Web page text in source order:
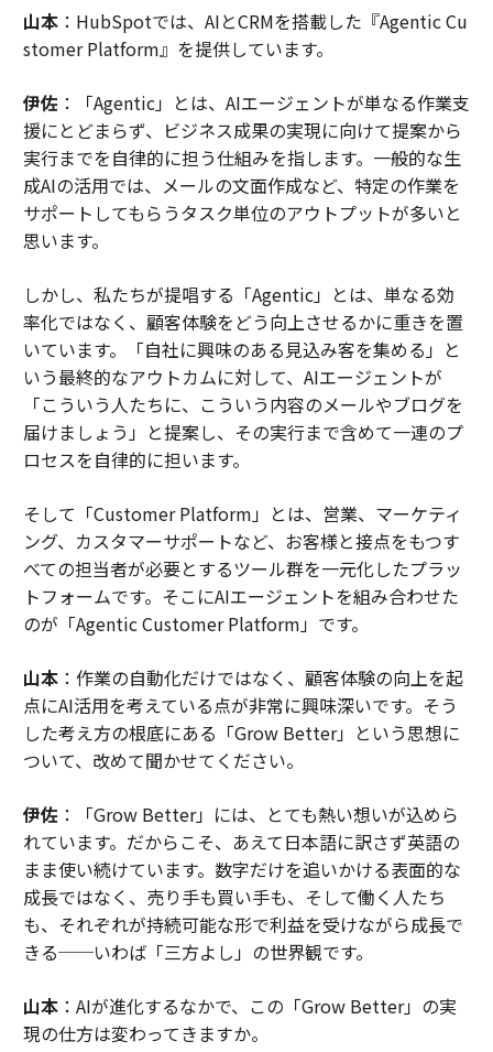
山本：HubSpotでは、AIとCRMを搭載した『Agentic Cu
stomer Platform』を提供しています。
伊佐：「Agentic」とは、AIエージェントが単なる作業支
援にとどまらず、ビジネス成果の実現に向けて提案から
実行までを自律的に担う仕組みを指します。一般的な生
成AIの活用では、メールの文面作成など、特定の作業を
サポートしてもらうタスク単位のアウトプットが多いと
思います。
しかし、私たちが提唱する「Agentic」とは、単なる効
率化ではなく、顧客体験をどう向上させるかに重きを置
いています。「自社に興味のある見込み客を集める」と
いう最終的なアウトカムに対して、AIエージェントが
「こういう人たちに、こういう内容のメールやブログを
届けましょう」と提案し、その実行まで含めて一連のプ
ロセスを自律的に担います。
そして「Customer Platform」とは、営業、マーケティ
ング、カスタマーサポートなど、お客様と接点をもつす
べての担当者が必要とするツール群を一元化したプラッ
トフォームです。そこにAIエージェントを組み合わせた
のが「Agentic Customer Platform」です。
山本：作業の自動化だけではなく、顧客体験の向上を起
点にAI活用を考えている点が非常に興味深いです。そう
した考え方の根底にある「Grow Better」という思想に
ついて、改めて聞かせてください。
伊佐：「Grow Better」には、とても熱い想いが込めら
れています。だからこそ、あえて日本語に訳さず英語の
まま使い続けています。数字だけを追いかける表面的な
成長ではなく、売り手も買い手も、そして働く人たち
も、それぞれが持続可能な形で利益を受けながら成長で
きる──いわば「三方よし」の世界観です。
山本：AIが進化するなかで、この「Grow Better」の実
現の仕方は変わってきますか。